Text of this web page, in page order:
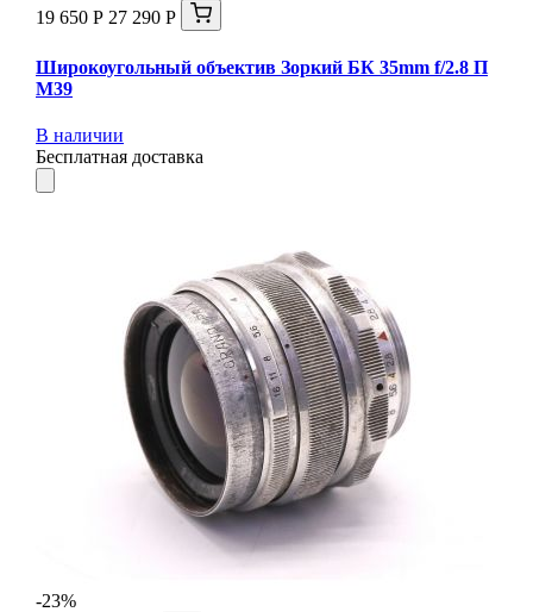
19 650 Р 27 290 Р
Широкоугольный объектив Зоркий БК 35mm f/2.8 П
М39
В наличии
Бесплатная доставка
-23%